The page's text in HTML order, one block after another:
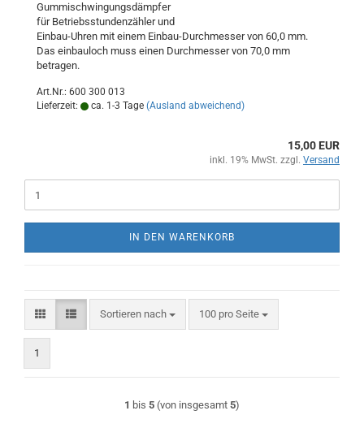
Gummischwingungsdämpfer
für Betriebsstundenzähler und
Einbau-Uhren mit einem Einbau-Durchmesser von 60,0 mm.
Das einbauloch muss einen Durchmesser von 70,0 mm
betragen.
Art.Nr.: 600 300 013
Lieferzeit:
ca. 1-3 Tage (Ausland abweichend)
15,00 EUR
inkl. 19% MwSt. zzgl. Versand
IN DEN WARENKORB
Sortieren nach
Sortieren nach 100 pro Seite
pro Seite
1
1 bis 5 (von insgesamt 5)